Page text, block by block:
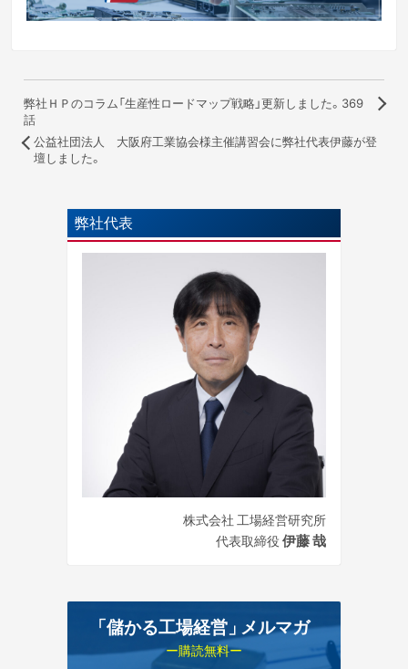
弊社ＨＰのコラム「生産性ロードマップ戦略」更新しました。369
話
公益社団法人 大阪府工業協会様主催講習会に弊社代表伊藤が登
壇しました。
弊社代表
株式会社 工場経営研究所
代表取締役 伊藤 哉
「儲かる工場経営」 メルマガ
ー購読無料ー